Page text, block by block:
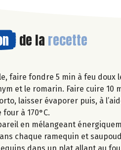
de la recette
faire fondre 5 min à feu
et le romarin. Faire cuire 10
laisser évaporer puis, à
à 170°C.
en mélangeant
chaque ramequin et